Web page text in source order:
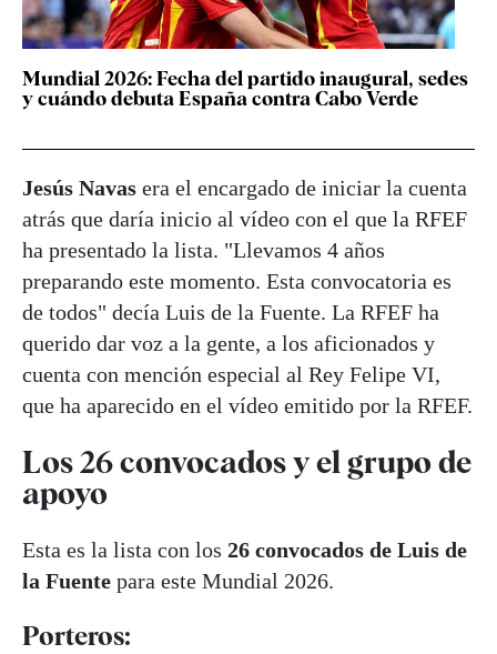
Mundial 2026: Fecha del partido inaugural, sedes
y cuándo debuta España contra Cabo Verde
Jesús Navas era el encargado de iniciar la cuenta
atrás que daría inicio al vídeo con el que la RFEF
ha presentado la lista. "Llevamos 4 años
preparando este momento. Esta convocatoria es
de todos" decía Luis de la Fuente. La RFEF ha
querido dar voz a la gente, a los aficionados y
cuenta con mención especial al Rey Felipe VI,
que ha aparecido en el vídeo emitido por la RFEF.
Los 26 convocados y el grupo de
apoyo
Esta es la lista con los 26 convocados de Luis de
la Fuente para este Mundial 2026.
Porteros: